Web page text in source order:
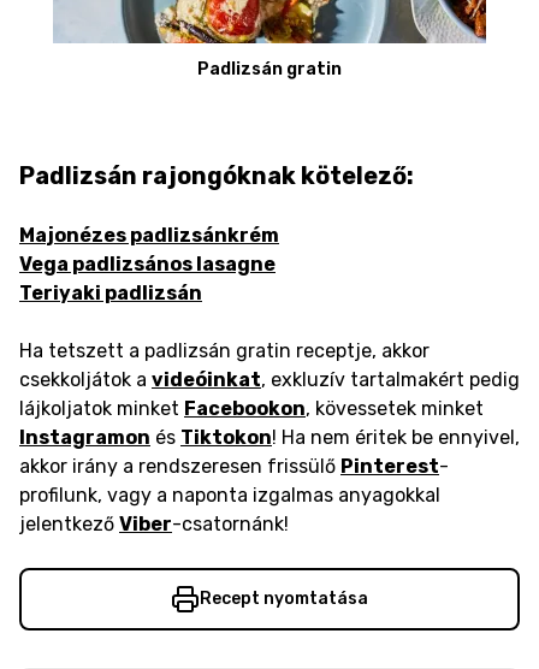
Padlizsán gratin
Padlizsán rajongóknak kötelező:
Majonézes padlizsánkrém
Vega padlizsános lasagne
Teriyaki padlizsán
Ha tetszett a padlizsán gratin receptje, akkor
csekkoljátok a videóinkat, exkluzív tartalmakért pedig
lájkoljatok minket Facebookon, kövessetek minket
Instagramon és Tiktokon! Ha nem éritek be ennyivel,
akkor irány a rendszeresen frissülő Pinterest-
profilunk, vagy a naponta izgalmas anyagokkal
jelentkező Viber-csatornánk!
Recept nyomtatása